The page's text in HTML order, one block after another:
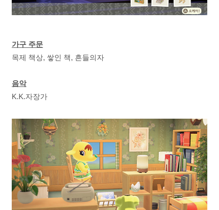
가구 주문
목제 책상, 쌓인 책, 흔들의자
음악
K.K.자장가